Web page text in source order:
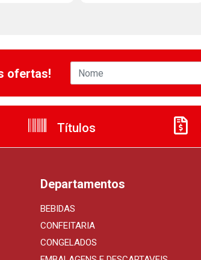
ofertas!
Títulos
Departamentos
BEBIDAS
CONFEITARIA
CONGELADOS